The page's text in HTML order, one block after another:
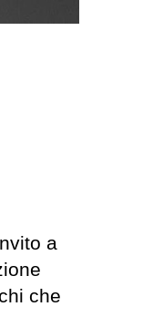
a
che